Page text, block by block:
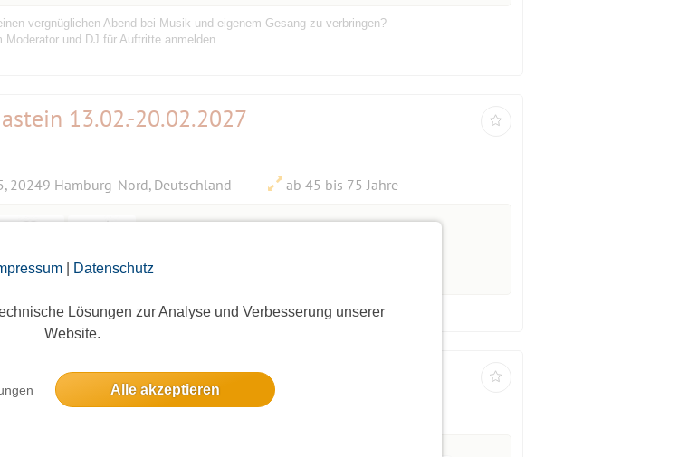
| Datenschutz
Lösungen zur Analyse und Verbesserung unserer
Website.
Alle akzeptieren
vergnüglichen Abend bei Musik und eigenem Gesang zu verbringen?
und DJ für Auftritte anmelden.
13.02.-20.02.2027
20249 Hamburg-Nord, Deutschland ab 45 bis 75 Jahre
Fragen beantworten.
Bestätigungsevent